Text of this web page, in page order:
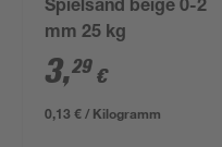
Spielsand beige 0-2
mm 25 kg
3,29 €
0,13 € / Kilogramm